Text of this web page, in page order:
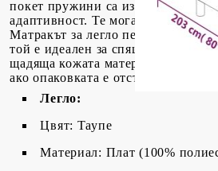
покет пружини са известни с
адаптивност. Те могат
Матракът за легло перфектно
той е идеален за спящи по гръб
щадяща кожата материя, което я
ако опаковката е отстранена или
Легло:
Цвят: Таупе
Материал: Плат (100%